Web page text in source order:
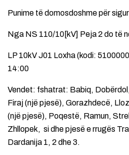
Punime të domosdoshme për
Nga NS 110/10[kV] Peja 2 do të
LP 10kV J01 Loxha (kodi:
14:00
Vendet: fshatrat: Babiq,
Firaj (një pjesë), Gorazhdecë,
(një pjesë), Poqestë, Ramun,
Zhllopek, si dhe pjesë e rrugës
Dardanija 1, 2 dhe 3.